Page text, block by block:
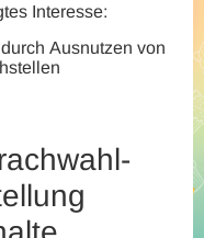
Interesse:
Ausnutzen von